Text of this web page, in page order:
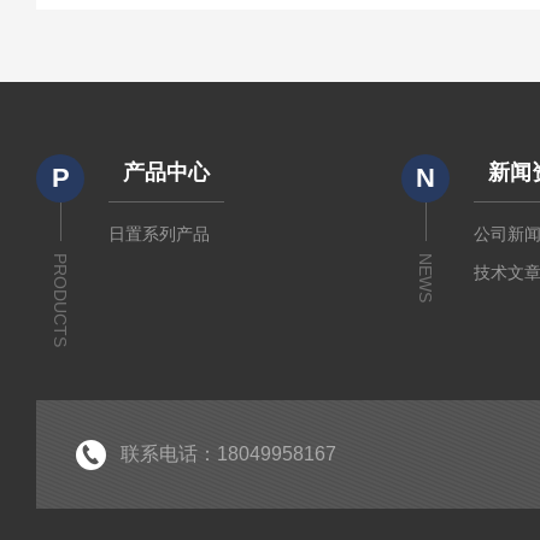
P
PRODUCTS
产品中心
日置系列产品
N
NEWS
新闻
公司新
技术文
联系电话：18049958167